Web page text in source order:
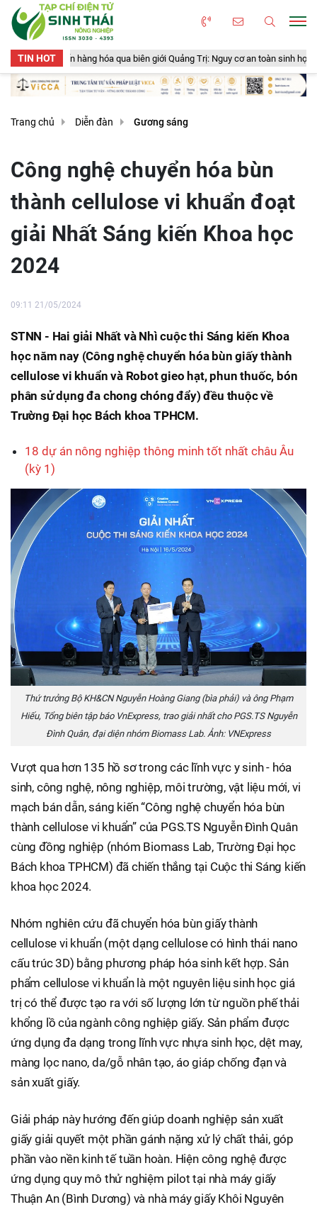
TIN HOT
hàng hóa qua biên giới Quảng Trị: Nguy cơ an toàn sinh học, an toàn thực
Trang chủ Diễn đàn Gương sáng
Công nghệ chuyển hóa bùn
thành cellulose vi khuẩn đoạt
giải Nhất Sáng kiến Khoa học
2024
09:11 21/05/2024
STNN - Hai giải Nhất và Nhì cuộc thi Sáng kiến Khoa
học năm nay (Công nghệ chuyển hóa bùn giấy thành
cellulose vi khuẩn và Robot gieo hạt, phun thuốc, bón
phân sử dụng đa chong chóng đẩy) đều thuộc về
Trường Đại học Bách khoa TPHCM.
18 dự án nông nghiệp thông minh tốt nhất châu Âu
(kỳ 1)
Thứ trưởng Bộ KH&CN Nguyễn Hoàng Giang (bìa phải) và ông Phạm
Hiếu, Tổng biên tập báo VnExpress, trao giải nhất cho PGS.TS Nguyễn
Đình Quân, đại diện nhóm Biomass Lab. Ảnh: VNExpress
Vượt qua hơn 135 hồ sơ trong các lĩnh vực y sinh - hóa
sinh, công nghệ, nông nghiệp, môi trường, vật liệu mới, vi
mạch bán dẫn, sáng kiến “Công nghệ chuyển hóa bùn
thành cellulose vi khuẩn” của PGS.TS Nguyễn Đình Quân
cùng đồng nghiệp (nhóm Biomass Lab, Trường Đại học
Bách khoa TPHCM) đã chiến thắng tại Cuộc thi Sáng kiến
khoa học 2024.
Nhóm nghiên cứu đã chuyển hóa bùn giấy thành
cellulose vi khuẩn (một dạng cellulose có hình thái nano
cấu trúc 3D) bằng phương pháp hóa sinh kết hợp. Sản
phẩm cellulose vi khuẩn là một nguyên liệu sinh học giá
trị có thể được tạo ra với số lượng lớn từ nguồn phế thải
khổng lồ của ngành công nghiệp giấy. Sản phẩm được
ứng dụng đa dạng trong lĩnh vực nhựa sinh học, dệt may,
màng lọc nano, da/gỗ nhân tạo, áo giáp chống đạn và
sản xuất giấy.
Giải pháp này hướng đến giúp doanh nghiệp sản xuất
giấy giải quyết một phần gánh nặng xử lý chất thải, góp
phần vào nền kinh tế tuần hoàn. Hiện công nghệ được
ứng dụng quy mô thử nghiệm pilot tại nhà máy giấy
Thuận An (Bình Dương) và nhà máy giấy Khôi Nguyên